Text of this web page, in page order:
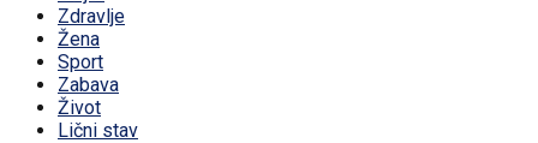
Zdravlje
Žena
Sport
Zabava
Život
Lični stav